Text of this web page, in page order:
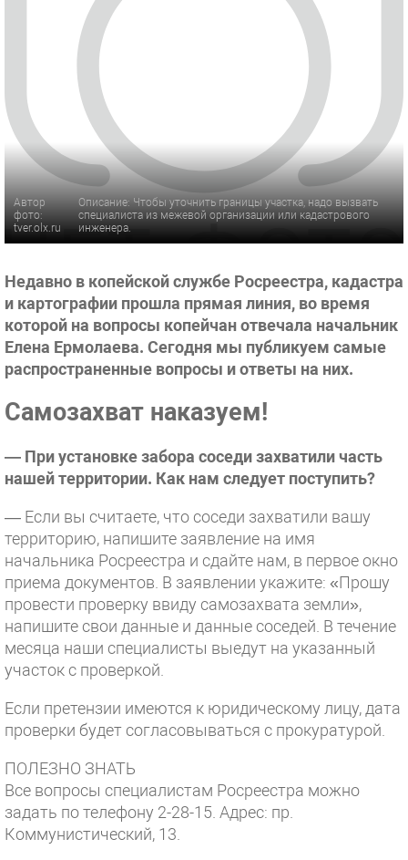
Автор
фото:
tver.olx.ru
Описание: Чтобы уточнить границы участка, надо вызвать
специалиста из межевой организации или кадастрового
инженера.
Недавно в копейской службе Росреестра, кадастра
и картографии прошла прямая линия, во время
которой на вопросы копейчан отвечала начальник
Елена Ермолаева. Сегодня мы публикуем самые
распространенные вопросы и ответы на них.
Самозахват наказуем!
— При установке забора соседи захватили часть
нашей территории. Как нам следует поступить?
— Если вы считаете, что соседи захватили вашу
территорию, напишите заявление на имя
начальника Росреестра и сдайте нам, в первое окно
приема документов. В заявлении укажите: «Прошу
провести проверку ввиду самозахвата земли»,
напишите свои данные и данные соседей. В течение
месяца наши специалисты выедут на указанный
участок с проверкой.
Если претензии имеются к юридическому лицу, дата
проверки будет согласовываться с прокуратурой.
ПОЛЕЗНО ЗНАТЬ
Все вопросы специалистам Росреестра можно
задать по телефону 2-28-15. Адрес: пр.
Коммунистический, 13.